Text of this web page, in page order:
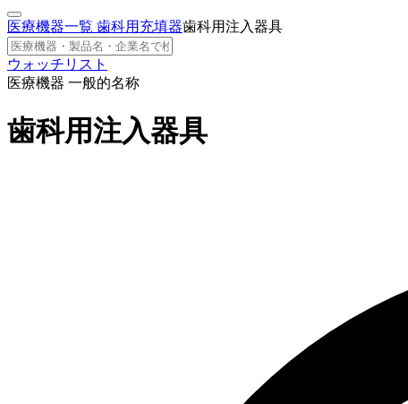
医療機器一覧 歯科用充填器歯科用注入器具
ウォッチリスト
医療機器 一般的名称
歯科用注入器具